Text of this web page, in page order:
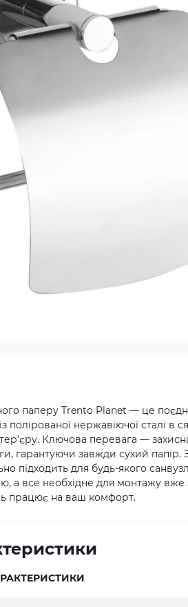
паперу Trento Planet — це
полірованої нержавіючої сталі
Ключова перевага —
гарантуючи завжди сухий
підходить для будь-якого
а все необхідне для монтажу
працює на ваш комфорт.